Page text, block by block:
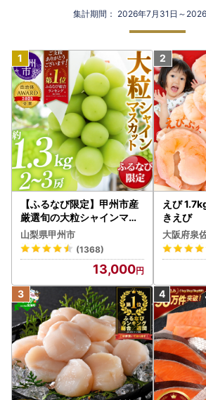
集計期間： 2026年7月31日～
【ふるなび限定】甲州市産
厳選旬の大粒シャインマス
カット 約1.3kg 2～3房【2
026年発送】（MG）B12-
472 FN-Limited-VO シャ
インマスカット フルーツ
山梨県甲州市
(1368)
13,000
えび
きえび
大阪府泉